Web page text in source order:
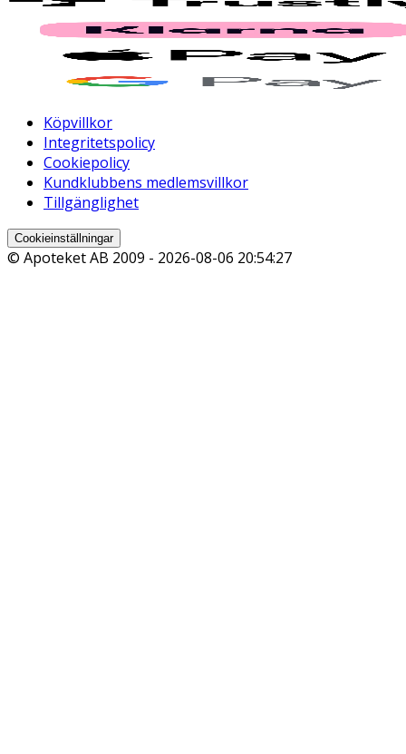
Köpvillkor
Integritetspolicy
Cookiepolicy
Kundklubbens medlemsvillkor
Tillgänglighet
Cookieinställningar
© Apoteket AB 2009 - 2026-08-06 20:54:27